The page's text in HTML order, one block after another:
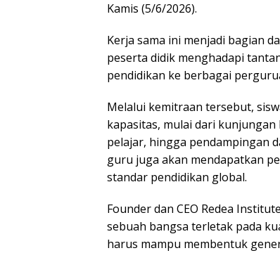
Kamis (5/6/2026).
Kerja sama ini menjadi bagian
peserta didik menghadapi
pendidikan ke berbagai
Melalui kemitraan tersebut,
kapasitas, mulai dari
pelajar, hingga pendampingan
guru juga akan mendapatkan
standar pendidikan global.
Founder dan CEO Redea
sebuah bangsa terletak pada
harus mampu membentuk